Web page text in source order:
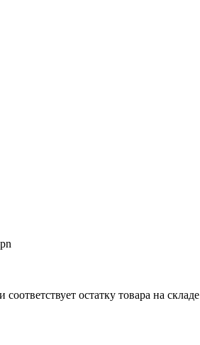
остатку товара на складе